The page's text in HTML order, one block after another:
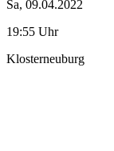
Sa, 09.04.2022
19:55 Uhr
Klosterneuburg